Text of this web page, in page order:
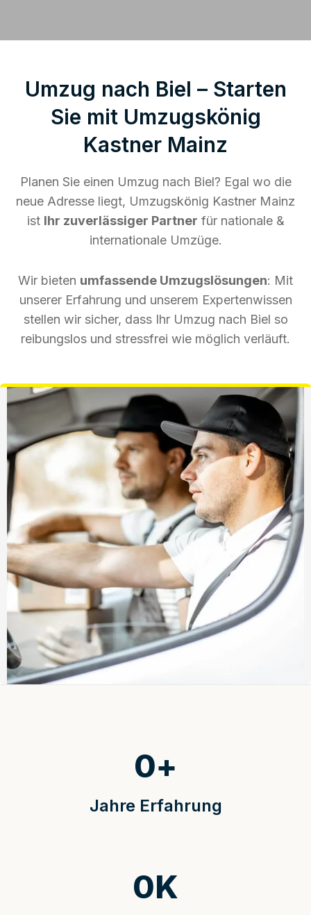
Umzug nach Biel – Starten
Sie mit Umzugskönig
Kastner Mainz
Planen Sie einen Umzug nach Biel? Egal wo die
neue Adresse liegt, Umzugskönig Kastner Mainz
ist Ihr zuverlässiger Partner für nationale &
internationale Umzüge.
Wir bieten umfassende Umzugslösungen: Mit
unserer Erfahrung und unserem Expertenwissen
stellen wir sicher, dass Ihr Umzug nach Biel so
reibungslos und stressfrei wie möglich verläuft.
Jahre Erfahrung
0+
0K